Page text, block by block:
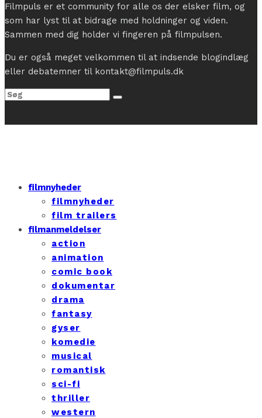
Filmpuls er et community for alle os der elsker film, og
som har lyst til at bidrage med holdninger og viden.
Sammen med dig holder vi fingeren på filmpulsen.
Du er også meget velkommen til at indsende blogindlæg
eller debatemner til kontakt@filmpuls.dk
filmnyheder
filmnyheder
film trailers
filmanmeldelser
action
animation
comic book
dokumentar
drama
fantasy
gyser
komedie
musical
romantisk
sci-fi
thriller
western